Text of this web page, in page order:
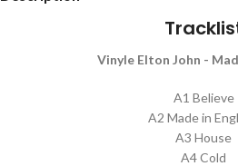
Vinyle Elton John -
A1 Believe
A2 Made in
A3 House
A4 Cold